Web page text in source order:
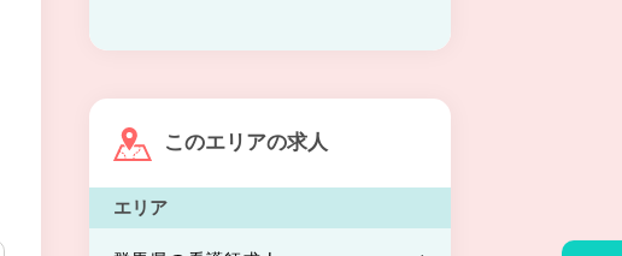
このエリアの求人
エリア